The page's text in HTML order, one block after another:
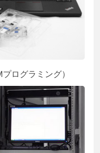
ログラミング）